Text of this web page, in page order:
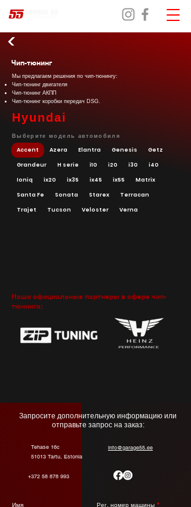
Чип-тюнинг
Мы предлагаем решения по чип-тюнингу:
Чип-тюнинг двигателя
Чип-тюнинг АКПП
Чип-тюнинг коробки передач DSG.
Hyundai
Выберите модель автомобиля
Accent Azera Elantra Genesis Getz
Grandeur H serie i10 i20 i30 i40
Ioniq ix20 ix35 ix45 ix55 Matrix
Santa Fe Sonata Starex Terracan
Trajet Tucson Veloster Verna
Наши официальные партнеры в сфере чип-
тюнинга:
Запросите дополнительную информацию или
отправьте запрос на заказ:
Tehase 16c
51013 Tartu, Estonia
info@garage55.ee
+372 58 878 993
Имя Рег. номер машины